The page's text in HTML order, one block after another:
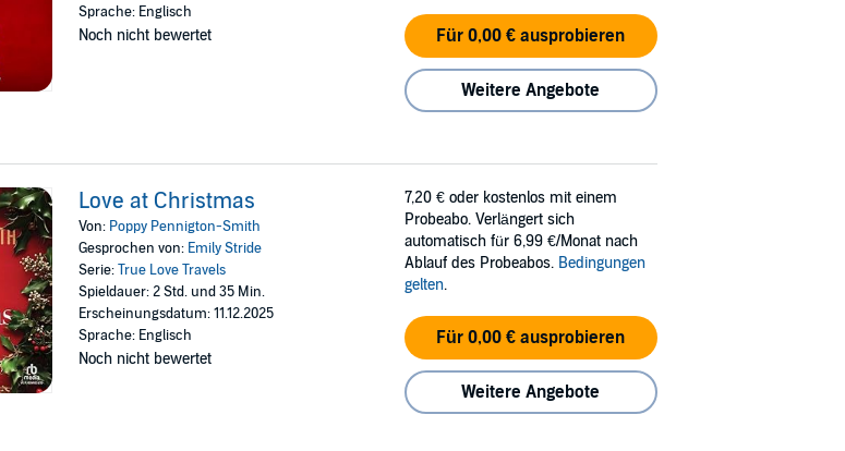
Sprache: Englisch
Noch nicht bewertet Für 0,00 € ausprobieren
Weitere Angebote
Love at Christmas
Von: Poppy Pennigton-Smith
Gesprochen von: Emily Stride
Serie:True Love Travels
Spieldauer: 2 Std. und 35 Min.
Erscheinungsdatum: 11.12.2025
Sprache: Englisch
Noch nicht bewertet
7,20 € oder kostenlos mit einem
Probeabo. Verlängert sich
automatisch für 6,99 €/Monat nach
Ablauf des Probeabos. Bedingungen
gelten.
Für 0,00 € ausprobieren
Weitere Angebote